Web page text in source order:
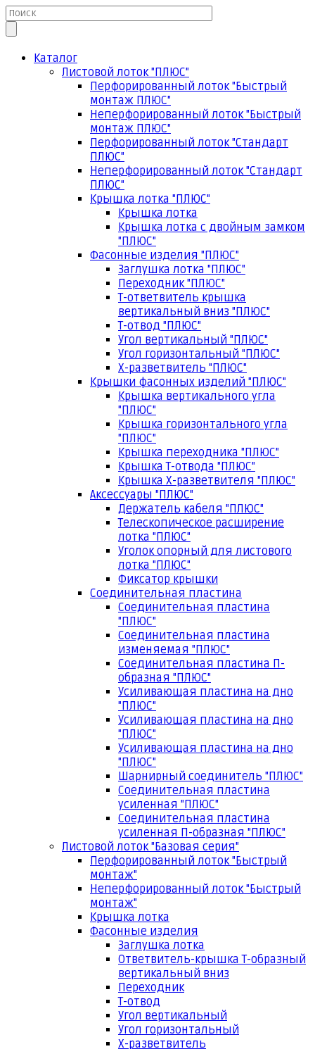
Каталог
Листовой лоток "ПЛЮС"
Перфорированный лоток "Быстрый
монтаж ПЛЮС"
Неперфорированный лоток "Быстрый
монтаж ПЛЮС"
Перфорированный лоток "Стандарт
ПЛЮС"
Неперфорированный лоток "Стандарт
ПЛЮС"
Крышка лотка "ПЛЮС"
Крышка лотка
Крышка лотка с двойным замком
"ПЛЮС"
Фасонные изделия "ПЛЮС"
Заглушка лотка "ПЛЮС"
Переходник "ПЛЮС"
Т-ответвитель крышка
вертикальный вниз "ПЛЮС"
Т-отвод "ПЛЮС"
Угол вертикальный "ПЛЮС"
Угол горизонтальный "ПЛЮС"
Х-разветвитель "ПЛЮС"
Крышки фасонных изделий "ПЛЮС"
Крышка вертикального угла
"ПЛЮС"
Крышка горизонтального угла
"ПЛЮС"
Крышка переходника "ПЛЮС"
Крышка Т-отвода "ПЛЮС"
Крышка Х-разветвителя "ПЛЮС"
Аксессуары "ПЛЮС"
Держатель кабеля "ПЛЮС"
Телескопическое расширение
лотка "ПЛЮС"
Уголок опорный для листового
лотка "ПЛЮС"
Фиксатор крышки
Соединительная пластина
Соединительная пластина
"ПЛЮС"
Соединительная пластина
изменяемая "ПЛЮС"
Соединительная пластина П-
образная "ПЛЮС"
Усиливающая пластина на дно
"ПЛЮС"
Усиливающая пластина на дно
"ПЛЮС"
Усиливающая пластина на дно
"ПЛЮС"
Шарнирный соединитель "ПЛЮС"
Соединительная пластина
усиленная "ПЛЮС"
Соединительная пластина
усиленная П-образная "ПЛЮС"
Листовой лоток "Базовая серия"
Перфорированный лоток "Быстрый
монтаж"
Неперфорированный лоток "Быстрый
монтаж"
Крышка лотка
Фасонные изделия
Заглушка лотка
Ответвитель-крышка Т-образный
вертикальный вниз
Переходник
Т-отвод
Угол вертикальный
Угол горизонтальный
Х-разветвитель